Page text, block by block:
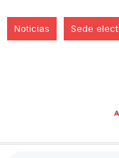
Noticias Sede